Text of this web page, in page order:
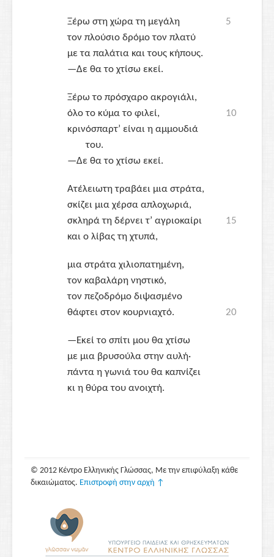
5
Ξέρω στη χώρα τη μεγάλη
τον πλούσιο δρόμο τον πλατύ
με τα παλάτια και τους κήπους.
—Δε θα το χτίσω εκεί.
Ξέρω το πρόσχαρο ακρογιάλι,
10
όλο το κύμα το φιλεί,
κρινόσπαρτ’ είναι η αμμουδιά
του.
—Δε θα το χτίσω εκεί.
Ατέλειωτη τραβάει μια στράτα,
σκίζει μια χέρσα απλοχωριά,
15
σκληρά τη δέρνει τ’ αγριοκαίρι
και ο λίβας τη χτυπά,
μια στράτα χιλιοπατημένη,
τον καβαλάρη νηστικό,
τον πεζοδρόμο διψασμένο
20
θάφτει στον κουρνιαχτό.
—Εκεί το σπίτι μου θα χτίσω
με μια βρυσούλα στην αυλή·
πάντα η γωνιά του θα καπνίζει
κι η θύρα του ανοιχτή.
© 2012 Κέντρο Ελληνικής Γλώσσας, Με την επιφύλαξη κάθε
δικαιώματος. Επιστροφή στην αρχή ↑